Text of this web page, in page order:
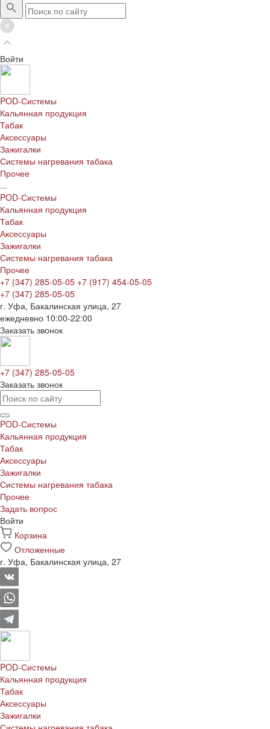
Войти
POD-Системы
Кальянная продукция
Табак
Аксессуары
Зажигалки
Системы нагревания табака
Прочее
...
POD-Системы
Кальянная продукция
Табак
Аксессуары
Зажигалки
Системы нагревания табака
Прочее
+7 (347) 285-05-05 +7 (917) 454-05-05
+7 (347) 285-05-05
г. Уфа, Бакалинская улица, 27
ежедневно 10:00-22:00
Заказать звонок
+7 (347) 285-05-05
Заказать звонок
POD-Системы
Кальянная продукция
Табак
Аксессуары
Зажигалки
Системы нагревания табака
Прочее
Задать вопрос
Войти
Корзина
Отложенные
г. Уфа, Бакалинская улица, 27
POD-Системы
Кальянная продукция
Табак
Аксессуары
Зажигалки